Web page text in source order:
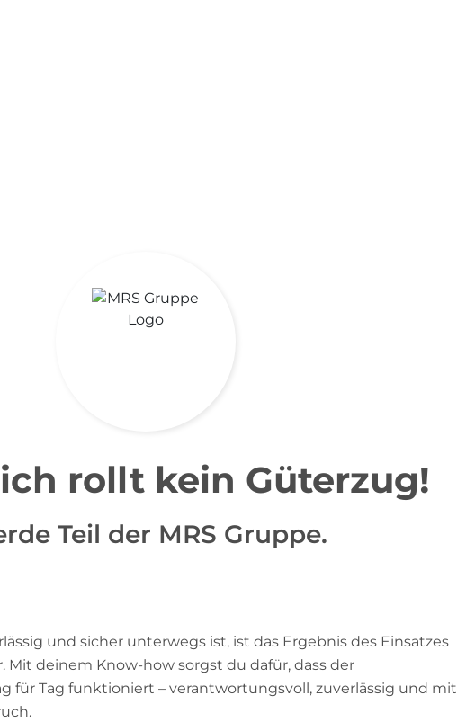
rollt kein Güterzug!
Teil der MRS Gruppe.
und sicher unterwegs ist, ist das Ergebnis des Einsatzes
Mit deinem Know-how sorgst du dafür, dass der
für Tag funktioniert – verantwortungsvoll, zuverlässig und mit